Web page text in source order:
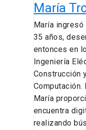
María
María ingresó
35 años,
entonces en
Ingeniería
Construcción
Computación.
María
encuentra
realizando